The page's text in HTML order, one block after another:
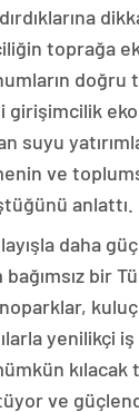
toprağa
doğru
girişimcilik
suyu
ve
anlattı.
daha
bir
yenilikçi
kılacak
ve